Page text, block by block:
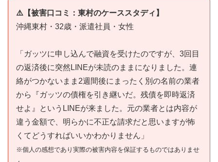
⚠️【被害口コミ：東村のケーススタディ】
沖縄東村・32歳・派遣社員・女性
「ガッツに申し込んで融資を受けたのですが、3回目
の返済後に突然LINEが未読のままになりました。連
絡がつかないまま2週間後にまったく別の名前の業者
から『ガッツの債権を引き継いだ。残債を即時返済
せよ』というLINEが来ました。元の業者とは内容が
違う金額で、明らかに不正な請求だと思いますが怖
くてどうすればいいかわかりません」
※個人の感想であり実際の被害内容を保証するものではありませ